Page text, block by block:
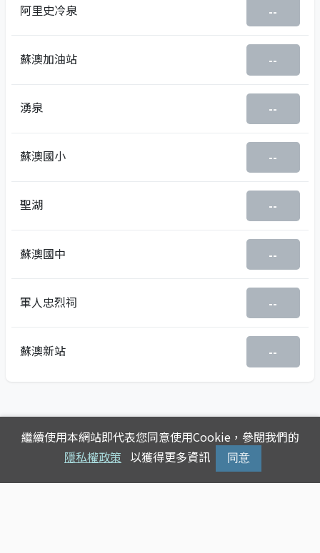
阿里史冷泉 --
蘇澳加油站 --
湧泉 --
蘇澳國小 --
聖湖 --
蘇澳國中 --
軍人忠烈祠 --
蘇澳新站 --
繼續使用本網站即代表您同意使用Cookie，參閱我們的
隱私權政策 以獲得更多資訊 同意